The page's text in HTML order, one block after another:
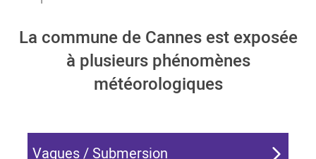
La commune de Cannes est exposée
à plusieurs phénomènes
météorologiques
Vagues / Submersion